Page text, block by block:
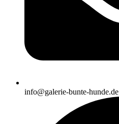
info@galerie-bunte-hunde.de